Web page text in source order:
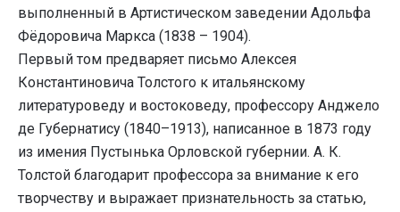
выполненный в Артистическом заведении Адольфа
Фёдоровича Маркса (1838 – 1904).
Первый том предваряет письмо Алексея
Константиновича Толстого к итальянскому
литературоведу и востоковеду, профессору Анджело
де Губернатису (1840–1913), написанное в 1873 году
из имения Пустынька Орловской губернии. А. К.
Толстой благодарит профессора за внимание к его
творчеству и выражает признательность за статью,